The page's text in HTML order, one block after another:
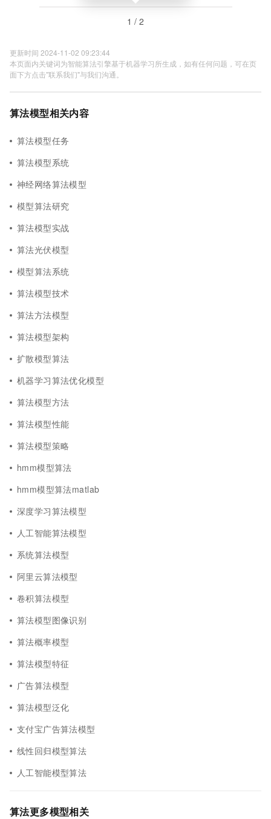
1 / 2
更新时间 2024-11-02 09:23:44
本页面内关键词为智能算法引擎基于机器学习所生成，如有任何问题，可在页
面下方点击"联系我们"与我们沟通。
算法模型相关内容
算法模型任务
算法模型系统
神经网络算法模型
模型算法研究
算法模型实战
算法光伏模型
模型算法系统
算法模型技术
算法方法模型
算法模型架构
扩散模型算法
机器学习算法优化模型
算法模型方法
算法模型性能
算法模型策略
hmm模型算法
hmm模型算法matlab
深度学习算法模型
人工智能算法模型
系统算法模型
阿里云算法模型
卷积算法模型
算法模型图像识别
算法概率模型
算法模型特征
广告算法模型
算法模型泛化
支付宝广告算法模型
线性回归模型算法
人工智能模型算法
算法更多模型相关